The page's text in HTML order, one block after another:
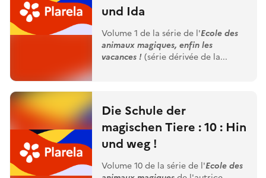
und Ida
Volume 1 de la série de l'Ecole des
animaux magiques, enfin les
vacances ! (série dérivée de la...
Die Schule der
magischen Tiere : 10 : Hin
und weg !
Volume 10 de la série de l'Ecole des